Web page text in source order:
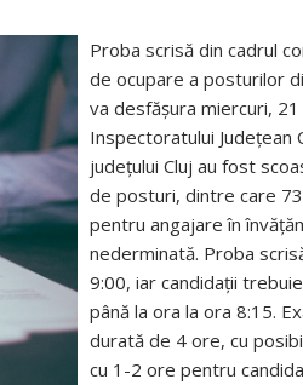
Proba scrisă din cadrul
de ocupare a posturilor
va desfășura miercuri,
Inspectoratului Județean
județului Cluj au fost
de posturi, dintre care
pentru angajare în
nederminată. Proba
9:00, iar candidații
până la ora la ora 8:15.
durată de 4 ore, cu
cu 1-2 ore pentru